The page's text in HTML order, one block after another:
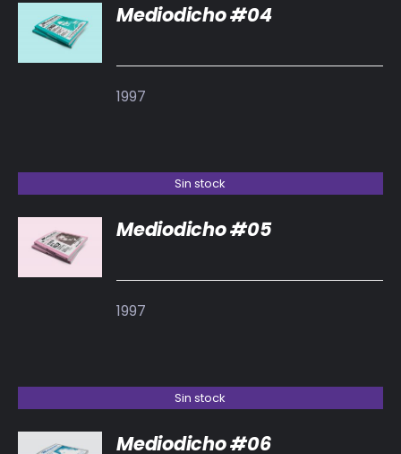
DETALLES
Mediodicho #04
1997
Sin stock
DETALLES
Mediodicho #05
1997
Sin stock
Mediodicho #06